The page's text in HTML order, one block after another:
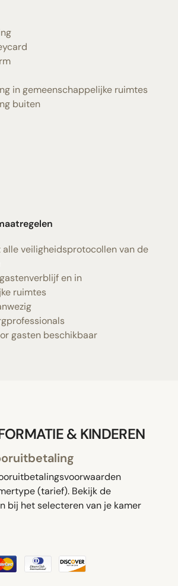
in gemeenschappelijke ruimtes
buiten
alle veiligheidsprotocollen van de
en in
ruimtes
gasten beschikbaar
& KINDEREN
(tarief). Bekijk de
bij het selecteren van je kamer